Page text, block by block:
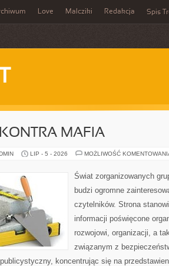
Love Malcziki Redakcja Spis
MAFIA
LIP - 5 - 2026 MOŻLIWOŚĆ
Świat zorganizowanych
budzi ogromne
czytelników. Strona
informacji poświęcone
rozwojowi, organizacji, a
związanym z
koncentrując się na